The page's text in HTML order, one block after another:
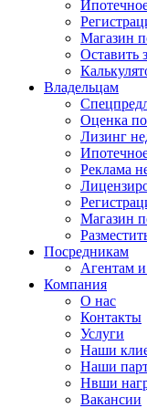
Магазин
Оставить
Владельцам
Оценка
Лизинг
Реклама
Магазин
Посредникам
Агентам
Компания
О нас
Контакты
Услуги
Наши
Наши
Нвши
Вакансии